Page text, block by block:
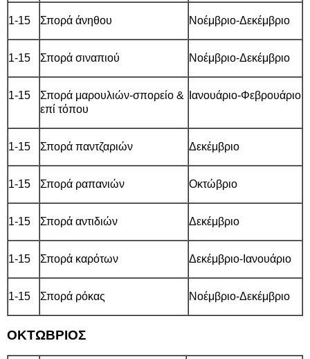
1-15 Σπορά άνηθου Νοέμβριο-Δεκέμβριο
1-15 Σπορά σιναπιού Νοέμβριο-Δεκέμβριο
1-15
Σπορά μαρουλιών-σπορείο &
επί τόπου
Ιανουάριο-Φεβρουάριο
1-15 Σπορά παντζαριών Δεκέμβριο
1-15 Σπορά ραπανιών Οκτώβριο
1-15 Σπορά αντιδιών Δεκέμβριο
1-15 Σπορά καρότων Δεκέμβριο-Ιανουάριο
1-15 Σπορά ρόκας Νοέμβριο-Δεκέμβριο
ΟΚΤΩΒΡΙΟΣ